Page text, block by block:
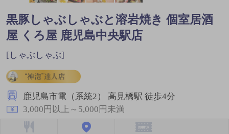
黒豚しゃぶしゃぶと溶岩焼き 個室居酒
屋 くろ屋 鹿児島中央駅店
[しゃぶしゃぶ]
鹿児島市電（系統2） 高見橋駅 徒歩4分
3,000円以上～5,000円未満